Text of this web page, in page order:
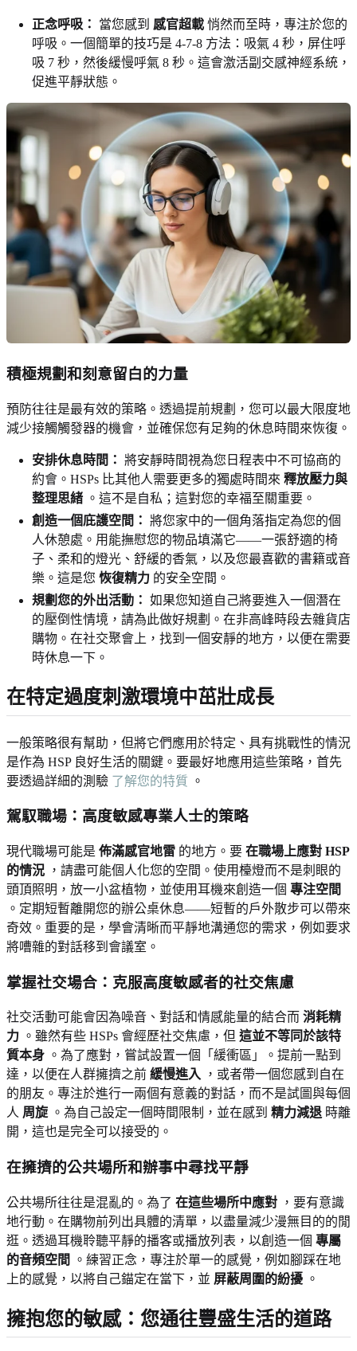
正念呼吸： 當您感到 感官超載 悄然而至時，專注於您的
呼吸。一個簡單的技巧是 4-7-8 方法：吸氣 4 秒，屏住呼
吸 7 秒，然後緩慢呼氣 8 秒。這會激活副交感神經系統，
促進平靜狀態。
積極規劃和刻意留白的力量
預防往往是最有效的策略。透過提前規劃，您可以最大限度地
減少接觸觸發器的機會，並確保您有足夠的休息時間來恢復。
安排休息時間： 將安靜時間視為您日程表中不可協商的
約會。HSPs 比其他人需要更多的獨處時間來 釋放壓力與
整理思緒 。這不是自私；這對您的幸福至關重要。
創造一個庇護空間： 將您家中的一個角落指定為您的個
人休憩處。用能撫慰您的物品填滿它——一張舒適的椅
子、柔和的燈光、舒緩的香氣，以及您最喜歡的書籍或音
樂。這是您 恢復精力 的安全空間。
規劃您的外出活動： 如果您知道自己將要進入一個潛在
的壓倒性情境，請為此做好規劃。在非高峰時段去雜貨店
購物。在社交聚會上，找到一個安靜的地方，以便在需要
時休息一下。
在特定過度刺激環境中茁壯成長
一般策略很有幫助，但將它們應用於特定、具有挑戰性的情況
是作為 HSP 良好生活的關鍵。要最好地應用這些策略，首先
要透過詳細的測驗 了解您的特質 。
駕馭職場：高度敏感專業人士的策略
現代職場可能是 佈滿感官地雷 的地方。要 在職場上應對 HSP
的情況 ，請盡可能個人化您的空間。使用檯燈而不是刺眼的
頭頂照明，放一小盆植物，並使用耳機來創造一個 專注空間
。定期短暫離開您的辦公桌休息——短暫的戶外散步可以帶來
奇效。重要的是，學會清晰而平靜地溝通您的需求，例如要求
將嘈雜的對話移到會議室。
掌握社交場合：克服高度敏感者的社交焦慮
社交活動可能會因為噪音、對話和情感能量的結合而 消耗精
力 。雖然有些 HSPs 會經歷社交焦慮，但 這並不等同於該特
質本身 。為了應對，嘗試設置一個「緩衝區」。提前一點到
達，以便在人群擁擠之前 緩慢進入 ，或者帶一個您感到自在
的朋友。專注於進行一兩個有意義的對話，而不是試圖與每個
人 周旋。為自己設定一個時間限制，並在感到 精力減退 時離
開，這也是完全可以接受的。
在擁擠的公共場所和辦事中尋找平靜
公共場所往往是混亂的。為了 在這些場所中應對 ，要有意識
地行動。在購物前列出具體的清單，以盡量減少漫無目的的閒
逛。透過耳機聆聽平靜的播客或播放列表，以創造一個 專屬
的音頻空間
。練習正念，專注於單一的感覺，例如腳踩在地
上的感覺，以將自己錨定在當下，並 屏蔽周圍的紛擾 。
擁抱您的敏感：您通往豐盛生活的道路